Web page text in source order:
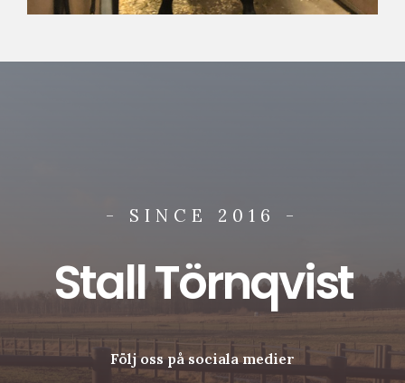
- SINCE 2016 -
Stall Törnqvist
Följ oss på sociala medier